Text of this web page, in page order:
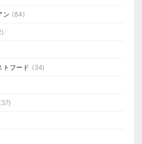
ン (84)
トフード (34)